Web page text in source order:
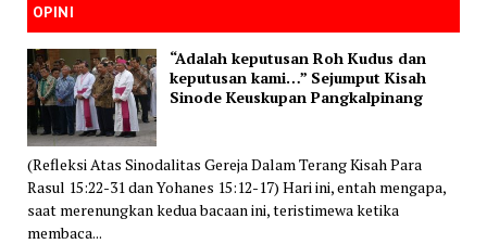
OPINI
“Adalah keputusan Roh Kudus dan
keputusan kami…” Sejumput Kisah
Sinode Keuskupan Pangkalpinang
(Refleksi Atas Sinodalitas Gereja Dalam Terang Kisah Para
Rasul 15:22-31 dan Yohanes 15:12-17) Hari ini, entah mengapa,
saat merenungkan kedua bacaan ini, teristimewa ketika
membaca...